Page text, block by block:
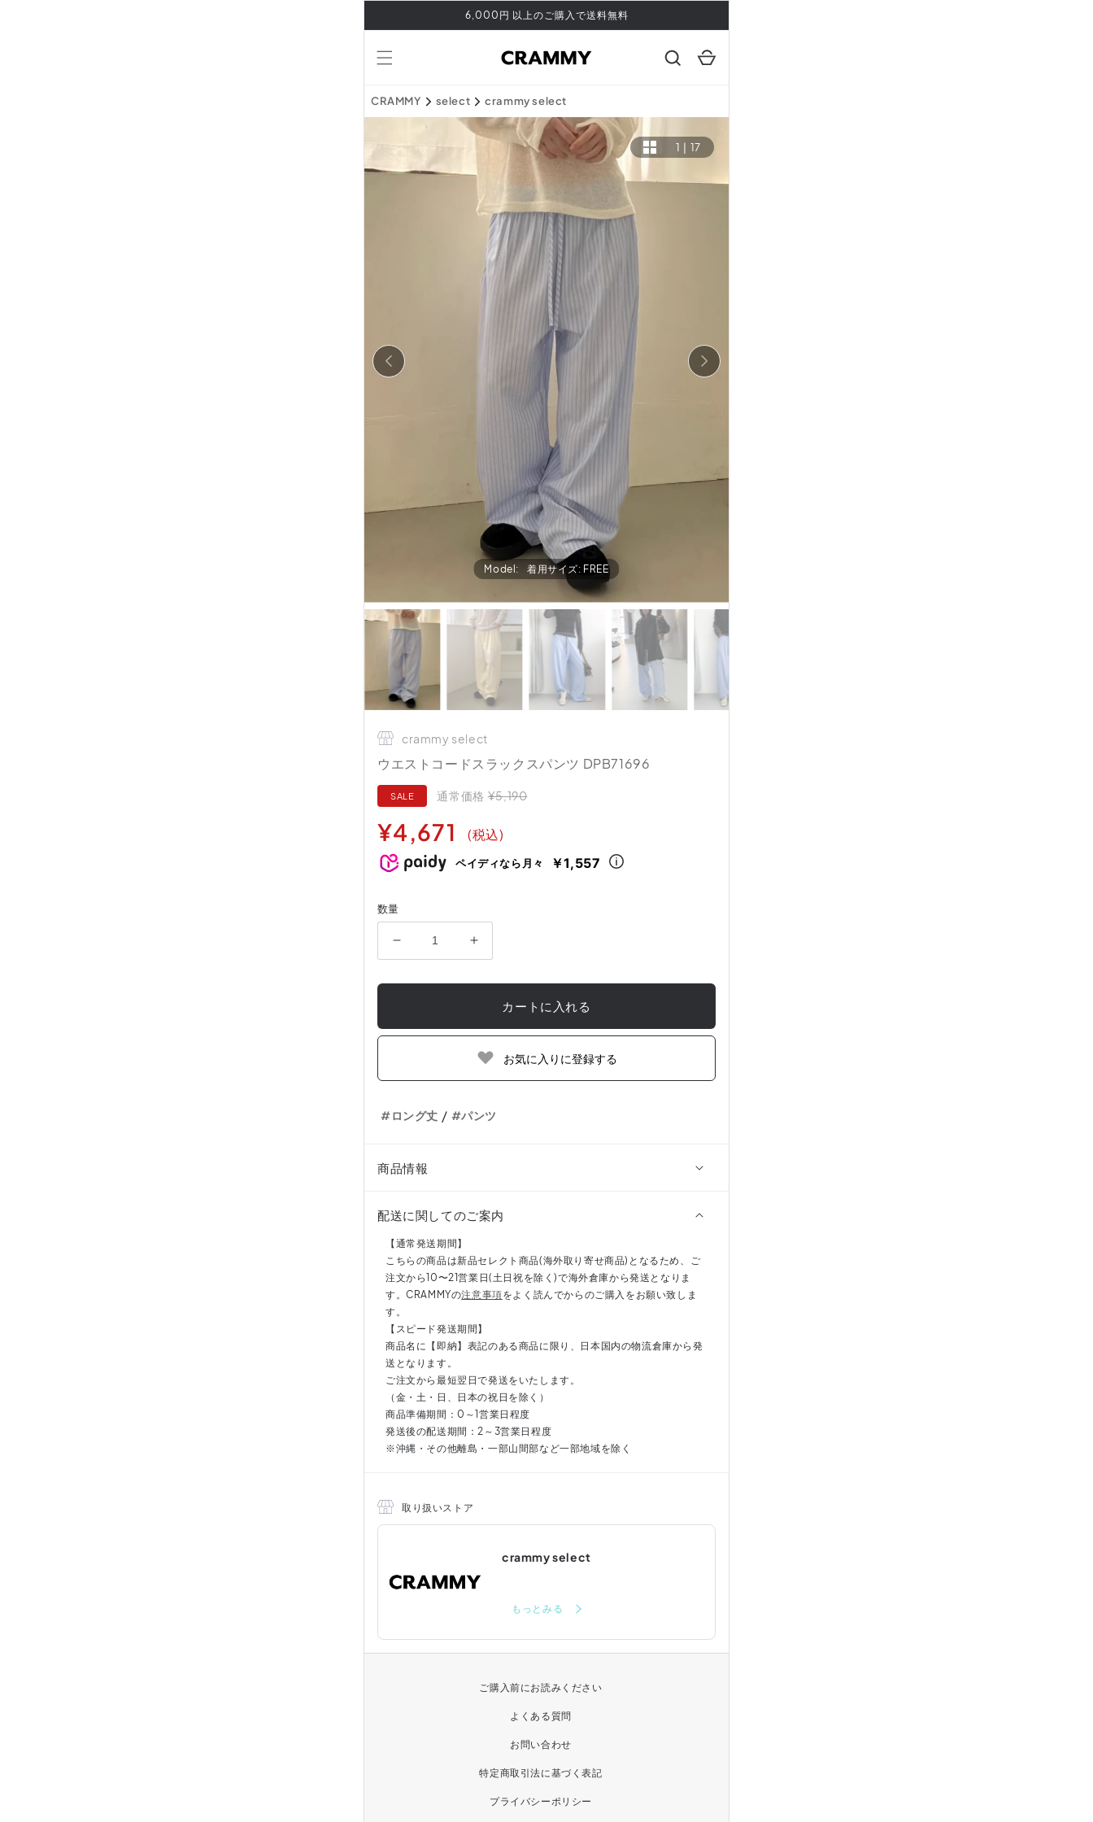
コンテ
進む
6,000円 以上のご購入で送料無料
ー
CRAMMY select crammy select
1 | 17
Model: 着用サイズ: FREE
crammy select
ウエストコードスラックスパンツ DPB71696
SALE 通常価格 ¥5,190
通
常
価
セ
ー
ル
格
¥4,671 (税込)
ペイディなら月々 ￥1,557
数量
ス
コ
ス
ッ
ス
ツ
DPB71696
の
数
量
を
減
ら
す
ウ
ス
コ
ド
ス
ッ
ツ
の
数
量
増
や
す
カートに入れる
お気に入りに登録する
#ロング丈 / #パンツ
商品情報
配送に関してのご案内
【通常発送期間】
こちらの商品は新品セレクト商品(海外取り寄せ商品)となるため、ご
注文から10〜21営業日(土日祝を除く)で海外倉庫から発送となりま
す。CRAMMYの注意事項をよく読んでからのご購入をお願い致しま
す。
【スピード発送期間】
商品名に【即納】表記のある商品に限り、日本国内の物流倉庫から発
送となります。
ご注文から最短翌日で発送をいたします。
（金・土・日、日本の祝日を除く）
商品準備期間：0～1営業日程度
発送後の配送期間：2～3営業日程度
※沖縄・その他離島・一部山間部など一部地域を除く
取り扱いストア
crammy select
もっとみる
ご購入前にお読みください
よくある質問
お問い合わせ
特定商取引法に基づく表記
プライバシーポリシー